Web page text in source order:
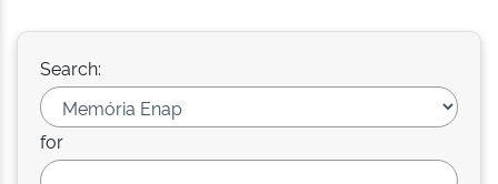
Search:
for